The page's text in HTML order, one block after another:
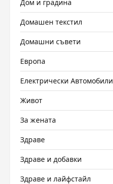
Дом и градина
Домашен текстил
Домашни съвети
Европа
Електрически Автомобили
Живот
За жената
Здраве
Здраве и добавки
Здраве и лайфстайл